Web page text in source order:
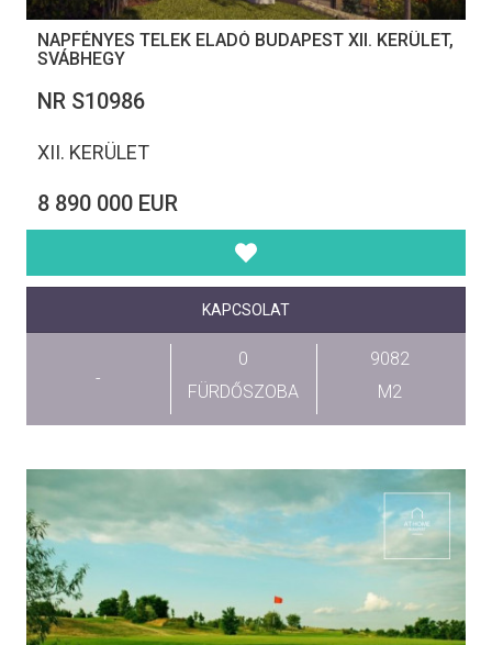
NAPFÉNYES TELEK ELADÓ BUDAPEST XII. KERÜLET,
SVÁBHEGY
NR S10986
XII. KERÜLET
8 890 000 EUR
KAPCSOLAT
-
0
FÜRDŐSZOBA
9082
M2